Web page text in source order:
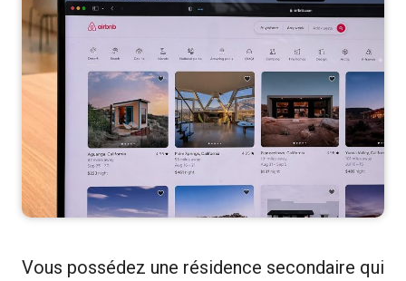
Vous possédez une résidence secondaire qui